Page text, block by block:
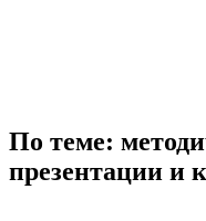
По теме:
презентации и